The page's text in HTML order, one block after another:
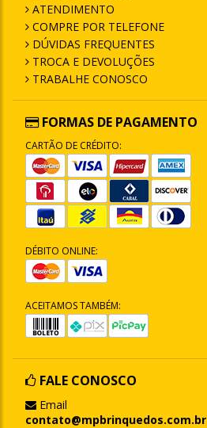
ATENDIMENTO
COMPRE POR TELEFONE
DÚVIDAS FREQUENTES
TROCA E DEVOLUÇÕES
TRABALHE CONOSCO
FORMAS DE PAGAMENTO
CARTÃO DE CRÉDITO:
DÉBITO ONLINE:
ACEITAMOS TAMBÉM:
FALE CONOSCO
Email
contato@mpbrinquedos.com.br